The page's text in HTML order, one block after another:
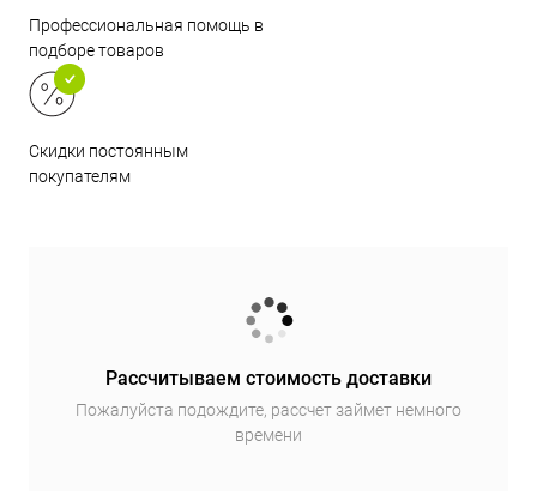
Профессиональная помощь в
подборе товаров
Скидки постоянным
покупателям
Рассчитываем стоимость доставки
Пожалуйста подождите, рассчет займет немного
времени